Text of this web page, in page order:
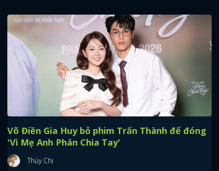
Võ Điền Gia Huy bỏ phim Trấn Thành để đóng
'Vì Mẹ Anh Phán Chia Tay'
Thùy Chi